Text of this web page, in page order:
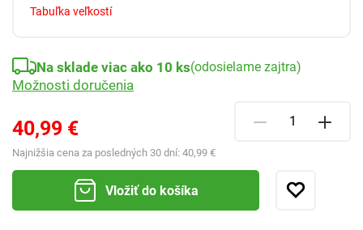
Tabuľka veľkostí
40,99 €
Najnižšia cena za posledných 30 dní: 40,99 €
Na sklade viac ako 10 ks(odosielame zajtra)
Možnosti doručenia
Vložiť do košíka